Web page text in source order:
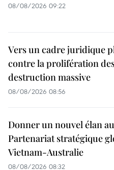
08/08/2026 09:22
Vers un cadre juridique
contre la prolifération
destruction massive
08/08/2026 08:56
Donner un nouvel élan au
Partenariat stratégique
Vietnam-Australie
08/08/2026 08:32